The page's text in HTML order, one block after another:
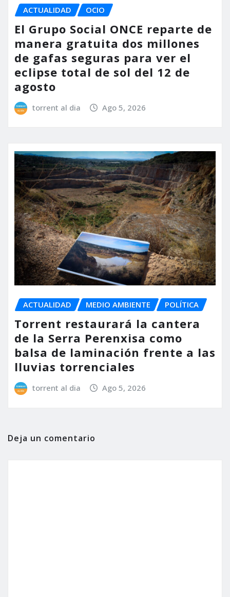
ACTUALIDAD OCIO
El Grupo Social ONCE reparte de
manera gratuita dos millones
de gafas seguras para ver el
eclipse total de sol del 12 de
agosto
torrent al dia Ago 5, 2026
ACTUALIDAD MEDIO AMBIENTE POLÍTICA
Torrent restaurará la cantera
de la Serra Perenxisa como
balsa de laminación frente a las
lluvias torrenciales
torrent al dia Ago 5, 2026
Deja un comentario